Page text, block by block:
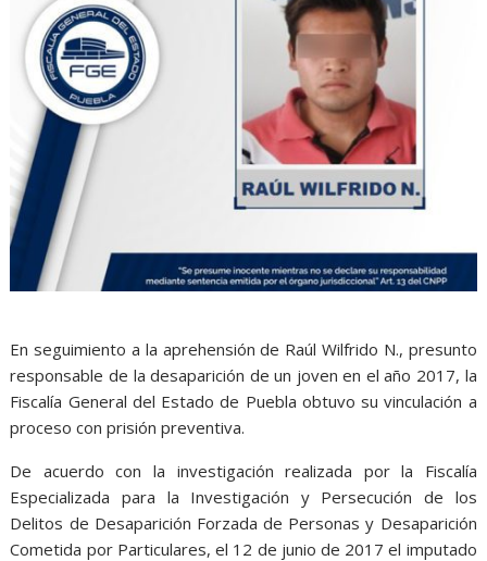
En seguimiento a la aprehensión de Raúl Wilfrido N., presunto
responsable de la desaparición de un joven en el año 2017, la
Fiscalía General del Estado de Puebla obtuvo su vinculación a
proceso con prisión preventiva.
De acuerdo con la investigación realizada por la Fiscalía
Especializada para la Investigación y Persecución de los
Delitos de Desaparición Forzada de Personas y Desaparición
Cometida por Particulares, el 12 de junio de 2017 el imputado